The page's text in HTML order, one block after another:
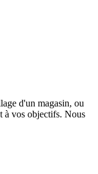
d'un magasin, ou
à vos objectifs. Nous